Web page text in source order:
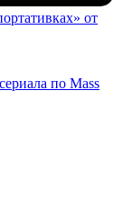
от
по Mass